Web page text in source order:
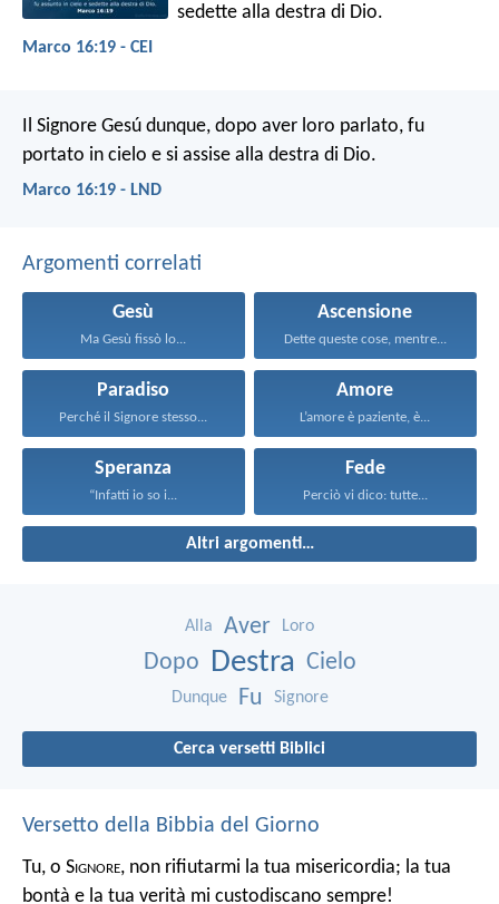
sedette alla destra di Dio.
Marco 16:19 - CEI
Il Signore Gesú dunque, dopo aver loro parlato, fu
portato in cielo e si assise alla destra di Dio.
Marco 16:19 - LND
Argomenti correlati
Gesù
Ma Gesù fissò lo...
Ascensione
Dette queste cose, mentre...
Paradiso
Perché il Signore stesso...
Amore
L’amore è paziente, è...
Speranza
“Infatti io so i...
Fede
Perciò vi dico: tutte...
Altri argomenti…
Alla Aver Loro
Dopo Destra Cielo
Dunque Fu Signore
Cerca versetti Biblici
Versetto della Bibbia del Giorno
Tu, o Signore, non rifiutarmi la tua misericordia; la tua
bontà e la tua verità mi custodiscano sempre!